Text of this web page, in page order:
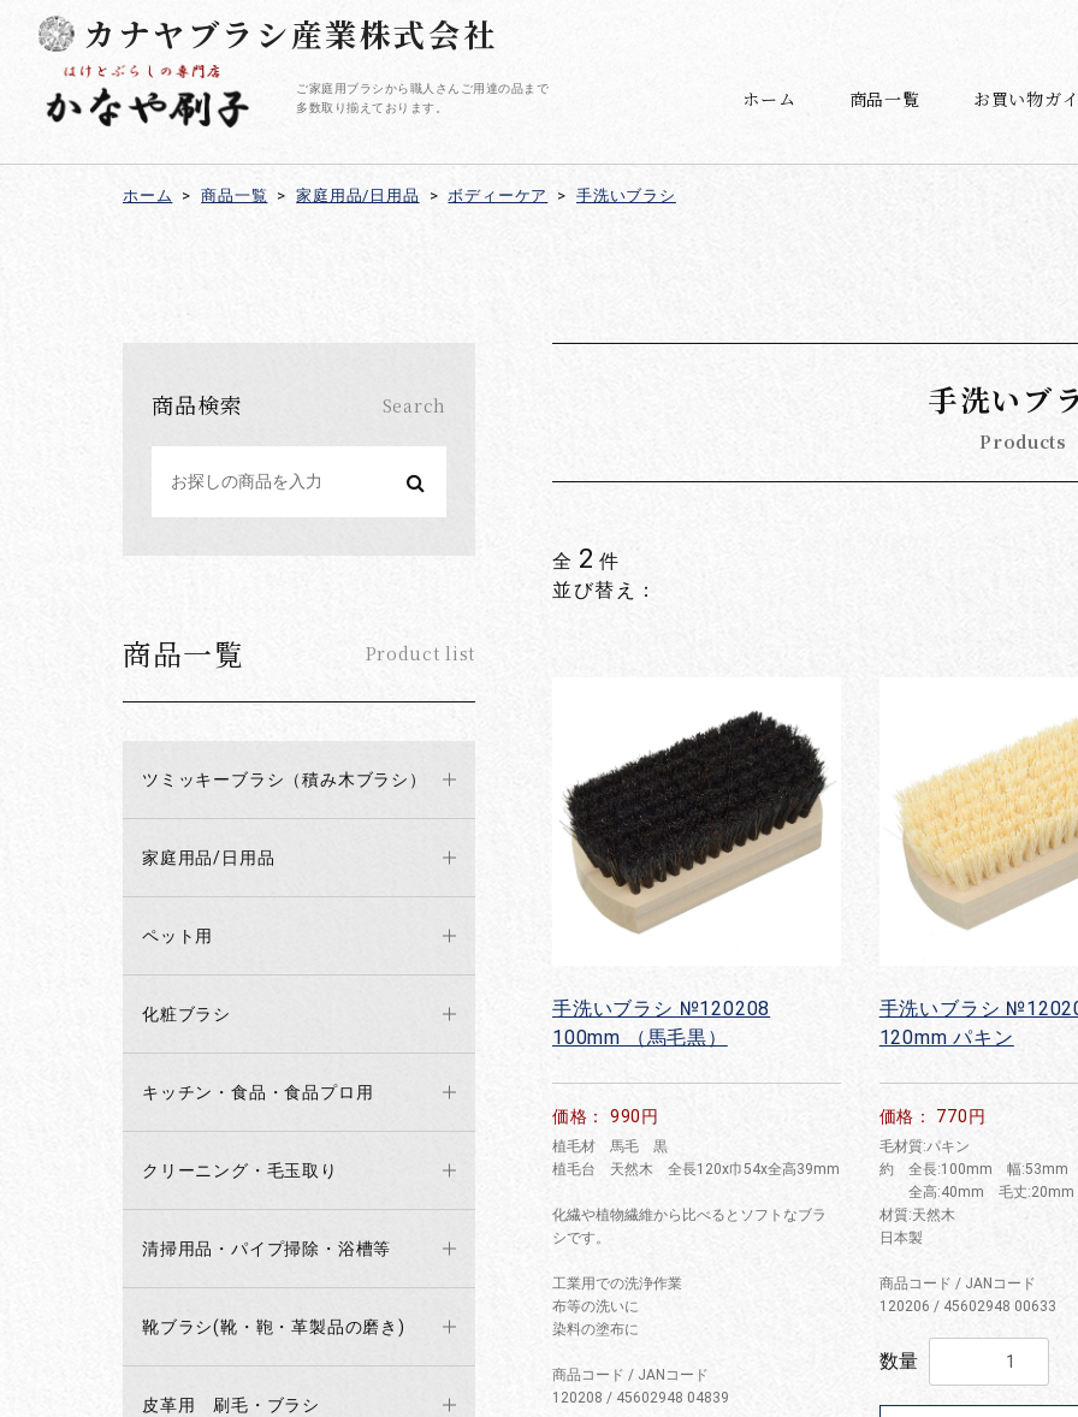
カナヤブラシ産業株式会社
ご家庭用ブラシから職人さんご用達の品まで
多数取り揃えております。
ホーム 商品一覧 お買い物ガ
ホーム > 商品一覧 > 家庭用品/日用品 > ボディーケア > 手洗いブラシ
商品検索 Search
商品一覧 Product list
ツミッキーブラシ（積み木ブラシ）
家庭用品/日用品
ペット用
化粧ブラシ
キッチン・食品・食品プロ用
クリーニング・毛玉取り
清掃用品・パイプ掃除・浴槽等
靴ブラシ(靴・鞄・革製品の磨き)
皮革用 刷毛・ブラシ
手洗いブ
Products
全 2 件
並び替え：
手洗いブラシ №120208
100mm （馬毛黒）
価格： 990円
植毛材 馬毛 黒
植毛台 天然木 全長120x巾54x全高39mm
化繊や植物繊維から比べるとソフトなブラ
シです。
工業用での洗浄作業
布等の洗いに
染料の塗布に
商品コード / JANコード
120208 / 45602948 04839
手洗いブラシ
120mm パキン
価格： 770円
毛材質:パキン
約 全長:100mm 幅
全高:40mm 毛丈:20mm
材質:天然木
日本製
商品コード / JANコード
120206 / 45602948 00633
数量